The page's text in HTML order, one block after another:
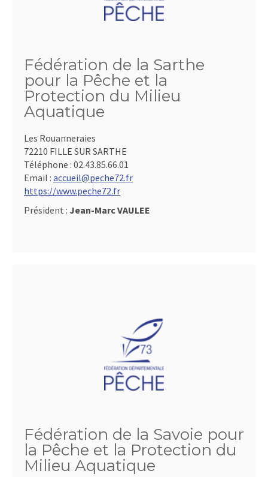
Fédération de la Sarthe
pour la Pêche et la
Protection du Milieu
Aquatique
Les Rouanneraies
72210 FILLE SUR SARTHE
Téléphone : 02.43.85.66.01
Email : accueil@peche72.fr
https://www.peche72.fr
Président : Jean-Marc VAULEE
Fédération de la Savoie pour
la Pêche et la Protection du
Milieu Aquatique